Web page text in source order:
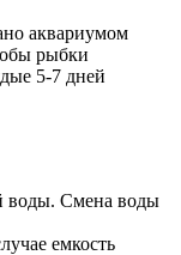
аквариумом
рыбки
5-7 дней
воды. Смена воды
емкость